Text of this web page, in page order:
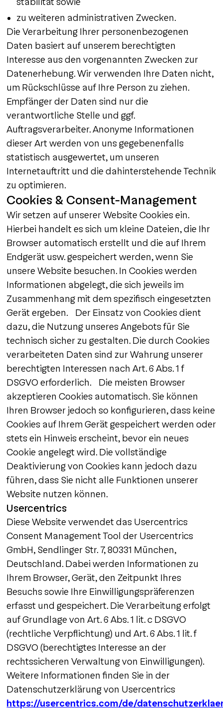
zu weiteren administrativen Zwecken.
Die Verarbeitung Ihrer personenbezogenen
Daten basiert auf unserem berechtigten
Interesse aus den vorgenannten Zwecken zur
Datenerhebung. Wir verwenden Ihre Daten nicht,
um Rückschlüsse auf Ihre Person zu ziehen.
Empfänger der Daten sind nur die
verantwortliche Stelle und ggf.
Auftragsverarbeiter. Anonyme Informationen
dieser Art werden von uns gegebenenfalls
statistisch ausgewertet, um unseren
Internetauftritt und die dahinterstehende Technik
zu optimieren.
Cookies & Consent-Management
Wir setzen auf unserer Website Cookies ein.
Hierbei handelt es sich um kleine Dateien, die Ihr
Browser automatisch erstellt und die auf Ihrem
Endgerät usw. gespeichert werden, wenn Sie
unsere Website besuchen. In Cookies werden
Informationen abgelegt, die sich jeweils im
Zusammenhang mit dem spezifisch eingesetzten
Gerät ergeben. Der Einsatz von Cookies dient
dazu, die Nutzung unseres Angebots für Sie
technisch sicher zu gestalten. Die durch Cookies
verarbeiteten Daten sind zur Wahrung unserer
berechtigten Interessen nach Art. 6 Abs. 1 f
DSGVO erforderlich. Die meisten Browser
akzeptieren Cookies automatisch. Sie können
Ihren Browser jedoch so konfigurieren, dass keine
Cookies auf Ihrem Gerät gespeichert werden oder
stets ein Hinweis erscheint, bevor ein neues
Cookie angelegt wird. Die vollständige
Deaktivierung von Cookies kann jedoch dazu
führen, dass Sie nicht alle Funktionen unserer
Website nutzen können.
Usercentrics
Diese Website verwendet das Usercentrics
Consent Management Tool der Usercentrics
GmbH, Sendlinger Str. 7, 80331 München,
Deutschland. Dabei werden Informationen zu
Ihrem Browser, Gerät, den Zeitpunkt Ihres
Besuchs sowie Ihre Einwilligungspräferenzen
erfasst und gespeichert. Die Verarbeitung erfolgt
auf Grundlage von Art. 6 Abs. 1 lit. c DSGVO
(rechtliche Verpflichtung) und Art. 6 Abs. 1 lit. f
DSGVO (berechtigtes Interesse an der
rechtssicheren Verwaltung von Einwilligungen).
Weitere Informationen finden Sie in der
Datenschutzerklärung von Usercentrics
https://usercentrics.com/de/